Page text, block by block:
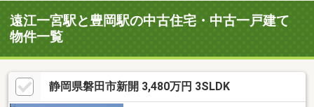
遠江一宮駅と豊岡駅の中古住宅・中古一戸建て
物件一覧
静岡県磐田市新開 3,480万円 3SLDK